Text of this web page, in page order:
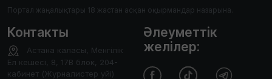
Портал жаңалықтары 18 жастан асқан оқырмандар назарына.
Контакты
Астана каласы, Менгілік
Ел кешесі, 8, 17В блок, 204-
кабинет (Журналистер уйі)
Әлеуметтік
желілер: